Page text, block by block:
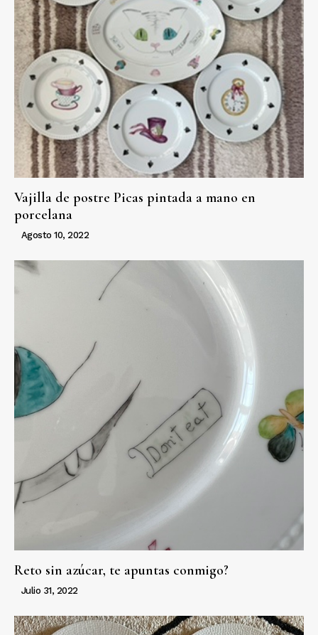
Vajilla de postre Picas pintada a mano en
porcelana
Agosto 10, 2022
Reto sin azúcar, te apuntas conmigo?
Julio 31, 2022